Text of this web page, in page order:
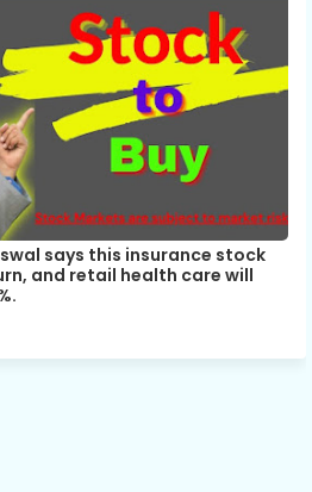
says this insurance stock
and retail health care will